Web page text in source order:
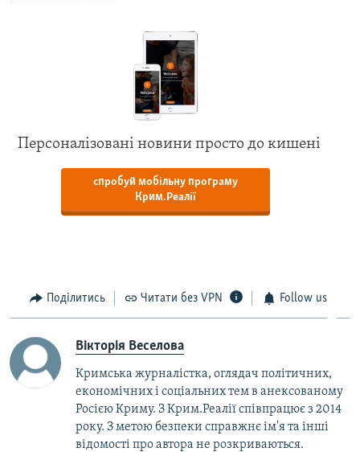
Персоналізовані новини просто до кишені
спробуй мобільну програму
Крим.Реалії
Поділитись Читати без VPN Follow us
Вікторія Веселова
Кримська журналістка, оглядач політичних,
економічних і соціальних тем в анексованому
Росією Криму. З Крим.Реалії співпрацює з 2014
року. З метою безпеки справжнє ім'я та інші
відомості про автора не розкриваються.